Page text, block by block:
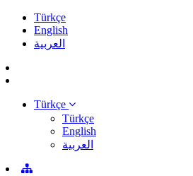
Türkçe
English
العربية
Türkçe
Türkçe
English
العربية